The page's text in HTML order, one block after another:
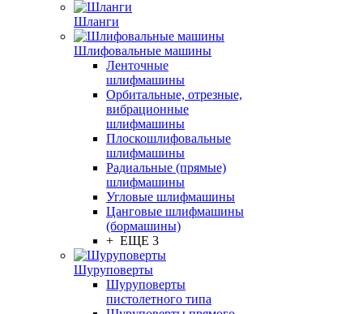
Шланги
Шлифовальные машины
Ленточные
шлифмашины
Орбитальные, отрезные,
вибрационные
шлифмашины
Плоскошлифовальные
шлифмашины
Радиальные (прямые)
шлифмашины
Угловые шлифмашины
Цанговые шлифмашины
(бормашины)
+ ЕЩЕ 3
Шуруповерты
Шуруповерты
пистолетного типа